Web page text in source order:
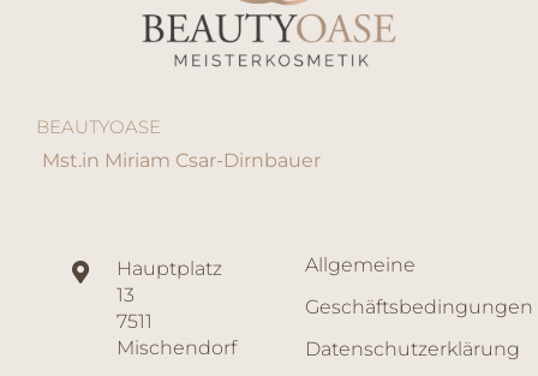
BEAUTYOASE
Mst.in Miriam Csar-Dirnbauer
Hauptplatz
13
7511
Mischendorf
Allgemeine
Geschäftsbedingungen
Datenschutzerklärung